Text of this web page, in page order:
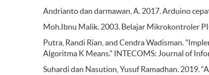
Andrianto dan darmawan, A. 2017. Arduino
Moh.Ibnu Malik. 2003. Belajar Mikrokontroler
Putra, Randi Rian, and Cendra Wadisman.
Algoritma K Means." INTECOMS: Journal of
Suhardi dan Nasution, Yusuf Ramadhan. 2019.